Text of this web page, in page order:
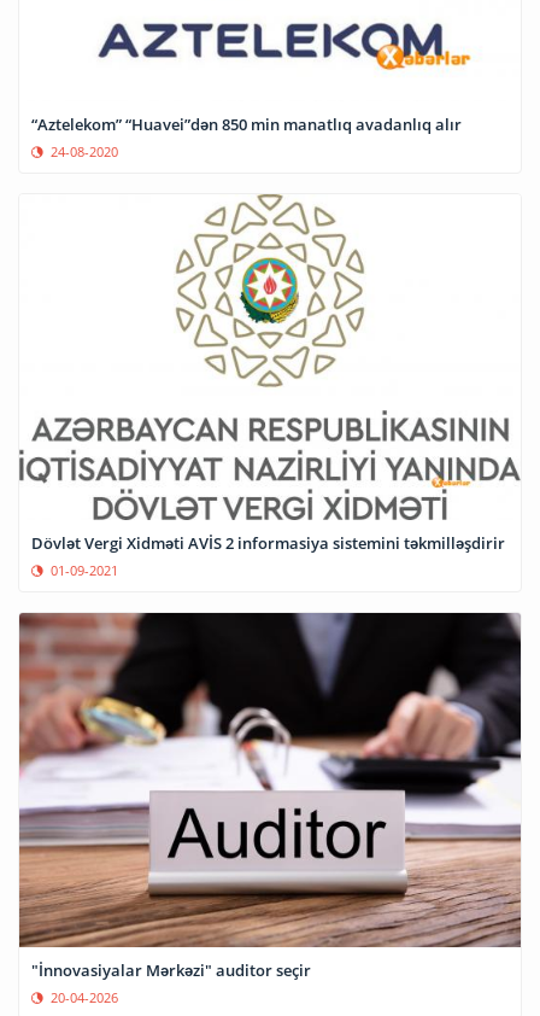
“Aztelekom” “Huavei”dən 850 min manatlıq avadanlıq alır
24-08-2020
Dövlət Vergi Xidməti AVİS 2 informasiya sistemini təkmilləşdirir
01-09-2021
"İnnovasiyalar Mərkəzi" auditor seçir
20-04-2026